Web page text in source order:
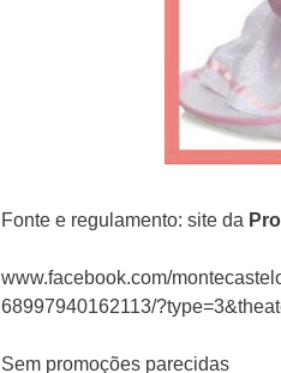
Fonte e regulamento: site da
www.facebook.com/
68997940162113/
Sem promoções parecidas